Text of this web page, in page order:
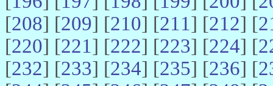
[208] [209] [210] [211] [212] [
[220] [221] [222] [223] [224] [
[232] [233] [234] [235] [236] [